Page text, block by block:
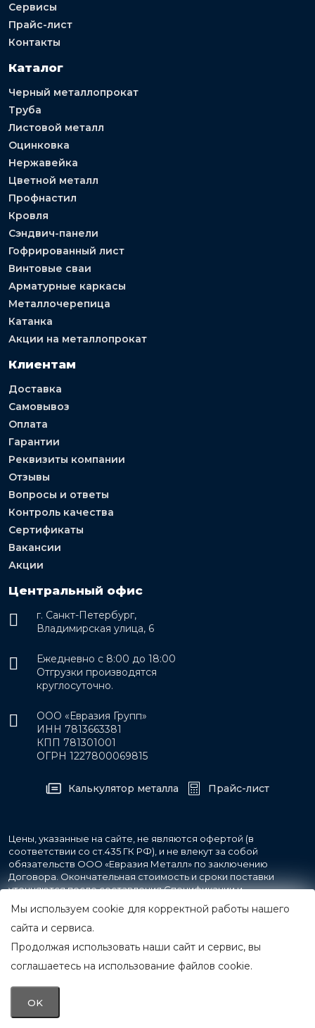
Сервисы
Прайс-лист
Контакты
Каталог
Черный металлопрокат
Труба
Листовой металл
Оцинковка
Нержавейка
Цветной металл
Профнастил
Кровля
Сэндвич-панели
Гофрированный лист
Винтовые сваи
Арматурные каркасы
Металлочерепица
Катанка
Акции на металлопрокат
Клиентам
Доставка
Самовывоз
Оплата
Гарантии
Реквизиты компании
Отзывы
Вопросы и ответы
Контроль качества
Сертификаты
Вакансии
Акции
Центральный офис
г. Санкт-Петербург,
Владимирская улица, 6
Ежедневно с 8:00 до 18:00
Отгрузки производятся
круглосуточно.
ООО «Евразия Групп»
ИНН 7813663381
КПП 781301001
ОГРН 1227800069815
Калькулятор металла Прайс-лист
Цены, указанные на сайте, не являются офертой (в
соответствии со ст.435 ГК РФ), и не влекут за собой
обязательств ООО «Евразия Металл» по заключению
Договора. Окончательная стоимость и сроки поставки
уточняются после составления Спецификации и
фиксируются в Счете на оплату, а также Спецификации на
поставку товара.
© 2007-2026 Все права защищены.
ООО «Евразия Металл»
Мы используем cookie для корректной работы нашего
сайта и сервиса.
Продолжая использовать наши сайт и сервис, вы
соглашаетесь на использование файлов cookie.
OK